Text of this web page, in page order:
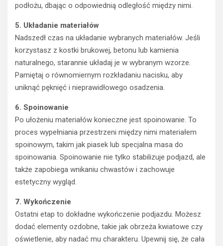
podłożu, dbając o odpowiednią odległość między nimi.
5. Układanie materiałów
Nadszedł czas na układanie wybranych materiałów. Jeśli
korzystasz z kostki brukowej, betonu lub kamienia
naturalnego, starannie układaj je w wybranym wzorze.
Pamiętaj o równomiernym rozkładaniu nacisku, aby
uniknąć pęknięć i nieprawidłowego osadzenia.
6. Spoinowanie
Po ułożeniu materiałów konieczne jest spoinowanie. To
proces wypełniania przestrzeni między nimi materiałem
spoinowym, takim jak piasek lub specjalna masa do
spoinowania. Spoinowanie nie tylko stabilizuje podjazd, ale
także zapobiega wnikaniu chwastów i zachowuje
estetyczny wygląd.
7. Wykończenie
Ostatni etap to dokładne wykończenie podjazdu. Możesz
dodać elementy ozdobne, takie jak obrzeża kwiatowe czy
oświetlenie, aby nadać mu charakteru. Upewnij się, że cała